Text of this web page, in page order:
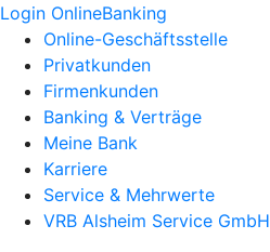
Login OnlineBanking
Online-Geschäftsstelle
Privatkunden
Firmenkunden
Banking & Verträge
Meine Bank
Karriere
Service & Mehrwerte
VRB Alsheim Service GmbH